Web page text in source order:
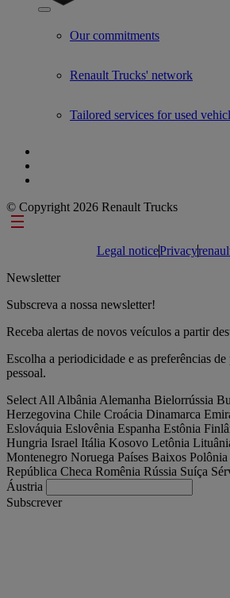
Show submenu for Used Trucks by
Our commitments
Renault Trucks' network
Tailored services for used
© Copyright 2026 Renault Trucks
Footer links
Legal noticePrivacy
Newsletter
Subscreva a nossa newsletter!
Receba alertas de novos veículos a partir
Escolha a periodicidade e as preferências
pessoal.
Select All Albânia Alemanha Bielorrússia
Herzegovina Chile Croácia Dinamarca
Eslováquia Eslovênia Espanha Estônia
Hungria Israel Itália Kosovo Letônia
Montenegro Noruega Países Baixos Polônia
República Checa Romênia Rússia Suíça
Áustria
Subscrever